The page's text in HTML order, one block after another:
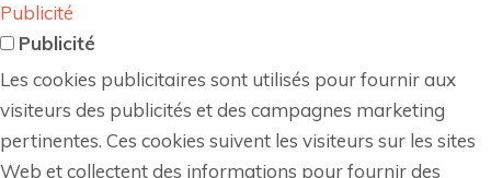
Publicité
Publicité
Les cookies publicitaires sont utilisés pour fournir aux
visiteurs des publicités et des campagnes marketing
pertinentes. Ces cookies suivent les visiteurs sur les sites
Web et collectent des informations pour fournir des